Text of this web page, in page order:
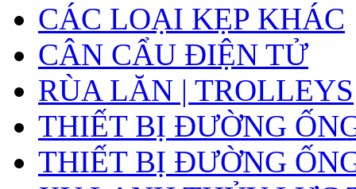
CÁC LOẠI KẸP KHÁC
CÂN CẨU ĐIỆN TỬ
RÙA LĂN | TROLLEYS
THIẾT BỊ ĐƯỜNG
THIẾT BỊ ĐƯỜNG